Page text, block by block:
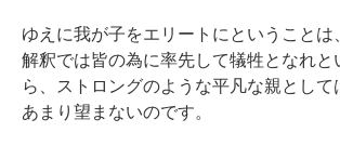
ゆえに我が子をエリートにということは
解釈では皆の為に率先して犠牲となれと
ら、ストロングのような平凡な親として
あまり望まないのです。